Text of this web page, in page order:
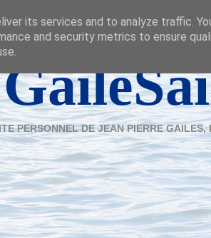
PERSONNEL DE JEAN PIERRE GAILES,
its services and to analyze traffic.
and security metrics to ensure